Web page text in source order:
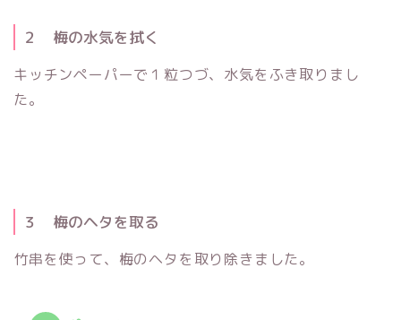
２ 梅の水気を拭く
キッチンペーパーで１粒つづ、水気をふき取りまし
た。
３ 梅のヘタを取る
竹串を使って、梅のヘタを取り除きました。